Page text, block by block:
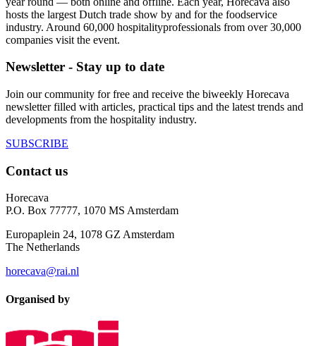
hosts the largest Dutch trade show by and for the foodservice
industry. Around 60,000 hospitalityprofessionals from over 30,000
companies visit the event.
Newsletter - Stay up to date
Join our community for free and receive the biweekly Horecava
newsletter filled with articles, practical tips and the latest trends and
developments from the hospitality industry.
SUBSCRIBE
Contact us
Horecava
P.O. Box 77777, 1070 MS Amsterdam
Europaplein 24, 1078 GZ Amsterdam
The Netherlands
horecava@rai.nl
Organised by